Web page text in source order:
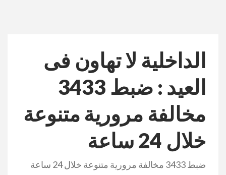
الداخلية لا تهاون فى
العيد : ضبط 3433
مخالفة مرورية متنوعة
خلال 24 ساعة
ضبط 3433 مخالفة مرورية متنوعة خلال 24 ساعة